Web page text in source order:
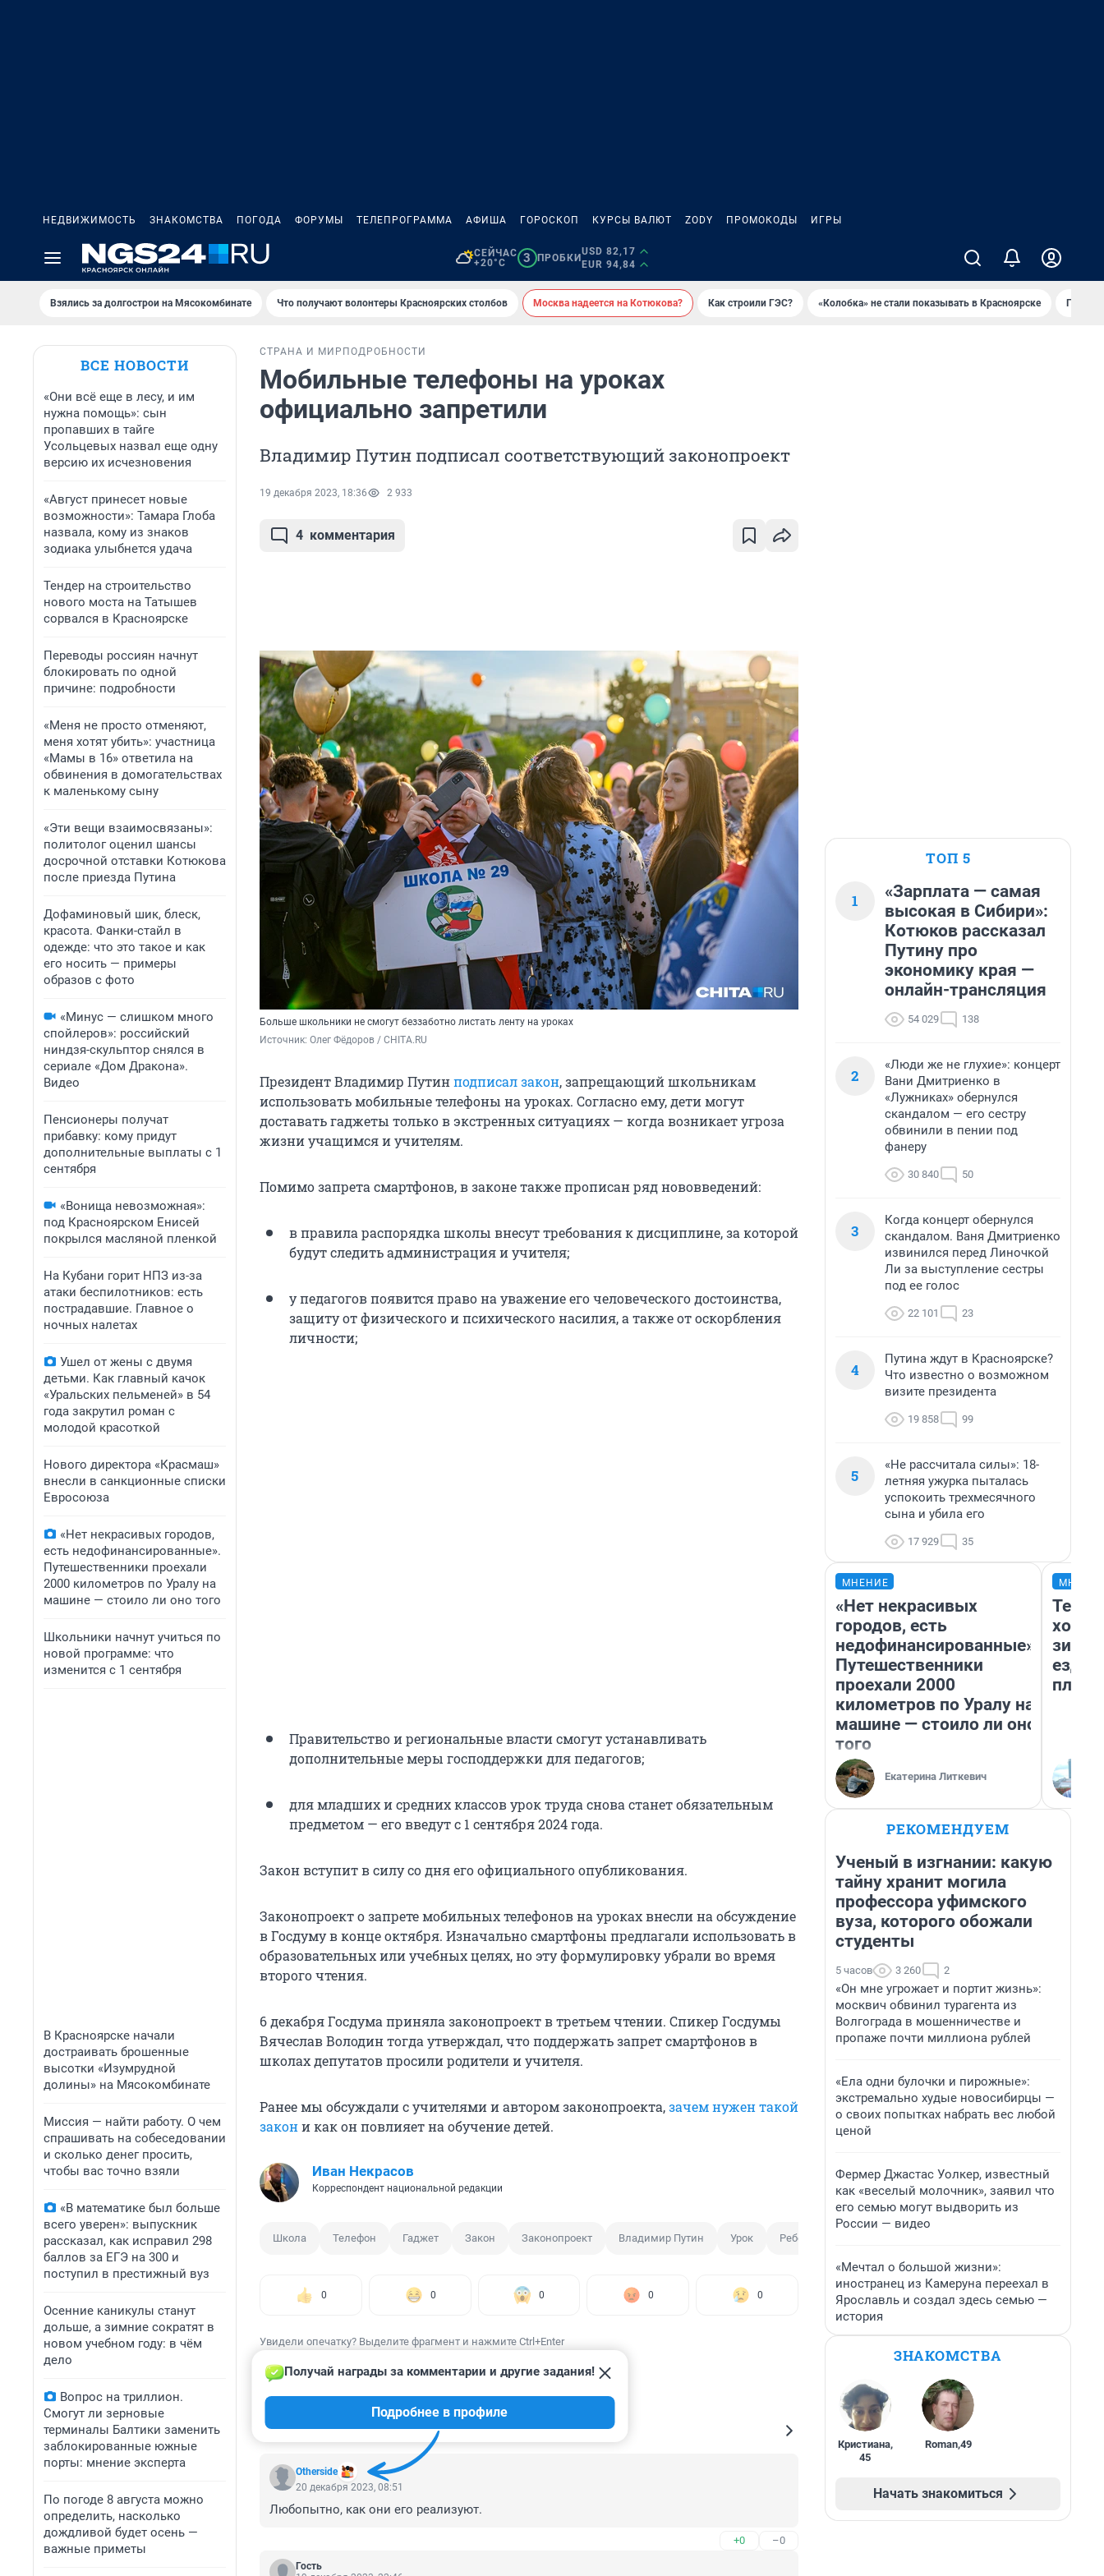
НЕДВИЖИМОСТЬ ЗНАКОМСТВА ПОГОДА ФОРУМЫ ТЕЛЕПРОГРАММА АФИША ГОРОСКОП КУРСЫ ВАЛЮТ ZODY ПРОМОКОДЫ ИГРЫ
СЕЙЧАС
+20°C
3 ПРОБКИ
USD 82,17
EUR 94,84
Взялись за долгострои на Мясокомбинате Что получают волонтеры Красноярских столбов Москва надеется на Котюкова? Как строили ГЭС? «Колобка» не стали показывать в Красноярске Гриль-
ВСЕ НОВОСТИ
«Они всё еще в лесу, и им
нужна помощь»: сын
пропавших в тайге
Усольцевых назвал еще одну
версию их исчезновения
«Август принесет новые
возможности»: Тамара Глоба
назвала, кому из знаков
зодиака улыбнется удача
Тендер на строительство
нового моста на Татышев
сорвался в Красноярске
Переводы россиян начнут
блокировать по одной
причине: подробности
«Меня не просто отменяют,
меня хотят убить»: участница
«Мамы в 16» ответила на
обвинения в домогательствах
к маленькому сыну
«Эти вещи взаимосвязаны»:
политолог оценил шансы
досрочной отставки Котюкова
после приезда Путина
Дофаминовый шик, блеск,
красота. Фанки-стайл в
одежде: что это такое и как
его носить — примеры
образов с фото
«Минус — слишком много
спойлеров»: российский
ниндзя-скульптор снялся в
сериале «Дом Дракона».
Видео
Пенсионеры получат
прибавку: кому придут
дополнительные выплаты с 1
сентября
«Вонища невозможная»:
под Красноярском Енисей
покрылся масляной пленкой
На Кубани горит НПЗ из-за
атаки беспилотников: есть
пострадавшие. Главное о
ночных налетах
Ушел от жены с двумя
детьми. Как главный качок
«Уральских пельменей» в 54
года закрутил роман с
молодой красоткой
Нового директора «Красмаш»
внесли в санкционные списки
Евросоюза
«Нет некрасивых городов,
есть недофинансированные».
Путешественники проехали
2000 километров по Уралу на
машине — стоило ли оно того
Школьники начнут учиться по
новой программе: что
изменится с 1 сентября
В Красноярске начали
достраивать брошенные
высотки «Изумрудной
долины» на Мясокомбинате
Миссия — найти работу. О чем
спрашивать на собеседовании
и сколько денег просить,
чтобы вас точно взяли
«В математике был больше
всего уверен»: выпускник
рассказал, как исправил 298
баллов за ЕГЭ на 300 и
поступил в престижный вуз
Осенние каникулы станут
дольше, а зимние сократят в
новом учебном году: в чём
дело
Вопрос на триллион.
Смогут ли зерновые
терминалы Балтики заменить
заблокированные южные
порты: мнение эксперта
По погоде 8 августа можно
определить, насколько
дождливой будет осень —
важные приметы
СТРАНА И МИР ПОДРОБНОСТИ
Мобильные телефоны на уроках
официально запретили
Владимир Путин подписал соответствующий законопроект
19 декабря 2023, 18:36 2 933
4 комментария
Больше школьники не смогут беззаботно листать ленту на уроках
Источник: Олег Фёдоров / CHITA.RU
Президент Владимир Путинподписал закон, запрещающий школьникам
использовать мобильные телефоны на уроках. Согласно ему, дети могут
доставать гаджеты только в экстренных ситуациях — когда возникает угроза
жизни учащимся и учителям.
Помимо запрета смартфонов, в законе также прописан ряд нововведений:
в правила распорядка школы внесут требования к дисциплине, за которой
будут следить администрация и учителя;
у педагогов появится право на уважение его человеческого достоинства,
защиту от физического и психического насилия, а также от оскорбления
личности;
Правительство и региональные власти смогут устанавливать
дополнительные меры господдержки для педагогов;
для младших и средних классов урок труда снова станет обязательным
предметом — его введут с 1 сентября 2024 года.
Закон вступит в силу со дня его официального опубликования.
Законопроект о запрете мобильных телефонов на уроках внесли на обсуждение
в Госдуму в конце октября. Изначально смартфоны предлагали использовать в
образовательных или учебных целях, но эту формулировку убрали во время
второго чтения.
6 декабря Госдума приняла законопроект в третьем чтении. Спикер Госдумы
Вячеслав Володин тогда утверждал, что поддержать запрет смартфонов в
школах депутатов просили родители и учителя.
Ранее мы обсуждали с учителями и автором законопроекта,зачем нужен такой
закони как он повлияет на обучение детей.
Иван Некрасов
Корреспондент национальной редакции
Школа Телефон Гаджет Закон Законопроект Владимир Путин Урок Ребенок
0 0 0 0 0
Увидели опечатку? Выделите фрагмент и нажмите Ctrl+Enter
КОММЕНТАРИИ 4
Otherside
Получай награды за комментарии и другие задания!
Подробнее в профиле
20 декабря 2023, 08:51
Любопытно, как они его реализуют.
+0 –0
Гость
ТОП 5
1
«Зарплата — самая
высокая в Сибири»:
Котюков рассказал
Путину про
экономику края —
онлайн-трансляция
54 029 138
2
«Люди же не глухие»: концерт
Вани Дмитриенко в
«Лужниках» обернулся
скандалом — его сестру
обвинили в пении под
фанеру
30 840 50
3
Когда концерт обернулся
скандалом. Ваня Дмитриенко
извинился перед Линочкой
Ли за выступление сестры
под ее голос
22 101 23
4
Путина ждут в Красноярске?
Что известно о возможном
визите президента
19 858 99
5
«Не рассчитала силы»: 18-
летняя ужурка пыталась
успокоить трехмесячного
сына и убила его
17 929 35
МНЕНИЕ
«Нет некрасивых
городов, есть
недофинансированные».
Путешественники
проехали 2000
километров по Уралу на
машине — стоило ли оно
того
Екатерина Литкевич
ездит
РЕКОМЕНДУЕМ
Ученый в изгнании: какую
тайну хранит могила
профессора уфимского
вуза, которого обожали
студенты
5 часов 3 260 2
«Он мне угрожает и портит жизнь»:
москвич обвинил турагента из
Волгограда в мошенничестве и
пропаже почти миллиона рублей
«Ела одни булочки и пирожные»:
экстремально худые новосибирцы —
о своих попытках набрать вес любой
ценой
Фермер Джастас Уолкер, известный
как «веселый молочник», заявил что
его семью могут выдворить из
России — видео
«Мечтал о большой жизни»:
иностранец из Камеруна переехал в
Ярославль и создал здесь семью —
история
ЗНАКОМСТВА
Кристиана,
45
Roman,49
Начать знакомиться